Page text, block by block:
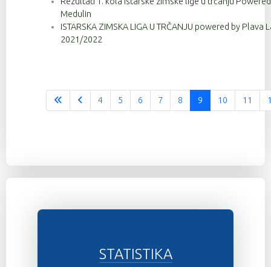
Medulin
ISTARSKA ZIMSKA LIGA U TRČANJU powered by Plava
2021/2022
4 5 6 7 8 9 10 11
STATISTIKA